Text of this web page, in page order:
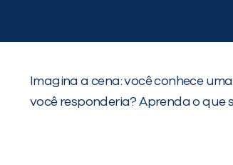
Imagina a cena: você conhece
você responderia? Aprenda o que